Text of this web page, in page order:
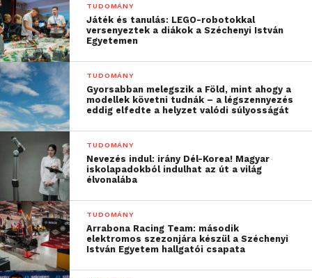
www.uni-obuda.hu
További friss híreket talál a
Csatlakozzon hozzánk a
TUDOMÁNY
Játék és tanulás: LEGO-robotokkal
versenyeztek a diákok a Széchenyi István
Egyetemen
TUDOMÁNY
Gyorsabban melegszik a Föld, mint ahogy a
modellek követni tudnák – a légszennyezés
eddig elfedte a helyzet valódi súlyosságát
TUDOMÁNY
Nevezés indul: irány Dél-Korea! Magyar
iskolapadokból indulhat az út a világ
élvonalába
TUDOMÁNY
Arrabona Racing Team: második
elektromos szezonjára készül a Széchenyi
István Egyetem hallgatói csapata